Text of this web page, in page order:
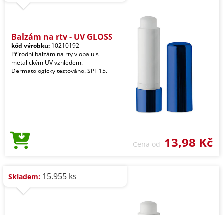
Balzám na rty - UV GLOSS
kód výrobku: 10210192
Přírodní balzám na rty v obalu s
metalickým UV vzhledem.
Dermatologicky testováno. SPF 15.
Cena od 13,98 Kč
Skladem: 15.955 ks